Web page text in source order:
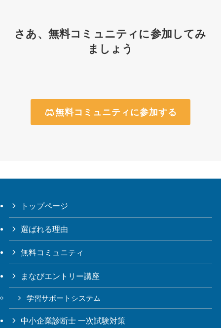
さあ、無料コミュニティに参加してみ
ましょう
無料コミュニティに参加する
トップページ
選ばれる理由
無料コミュニティ
まなびエントリー講座
学習サポートシステム
中小企業診断士 一次試験対策